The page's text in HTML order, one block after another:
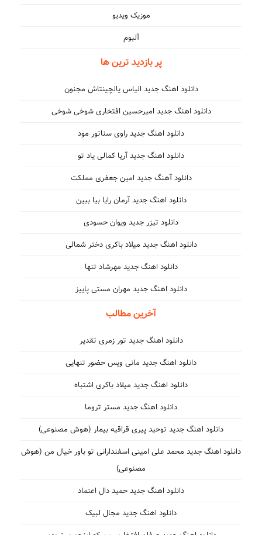
موزیک ویدیو
آلبوم
پر بازدید ترین ها
دانلود اهنگ جدید الیاس یالچینتاش مجنون
دانلود اهنگ جدید امیرحسین افتخاری شوخی شوخی
دانلود اهنگ جدید راوی سناتور مود
دانلود اهنگ جدید آریا کمالی یاد تو
دانلود آهنگ جدید امین جعفری مملکت
دانلود اهنگ جدید آرمان رایا بیا ببین
دانلود تیزر جدید ویوان حسودی
دانلود اهنگ جدید میلاد باکری دختر شمالی
دانلود اهنگ جدید مهرشاد تنها
دانلود اهنگ جدید مهران مستی پاییز
آخرین مطالب
دانلود اهنگ جدید تور زمری تقدیر
دانلود اهنگ جدید مانی ویس حضور تنهایی
دانلود اهنگ جدید میلاد باکری اشتباه
دانلود اهنگ جدید مستر تروما
دانلود اهنگ جدید توحید پیری قراقیه بیمار (هوش مصنوعی)
دانلود اهنگ جدید محمد علی امینی اسفندارانی تو باور خیال من (هوش
مصنوعی)
دانلود اهنگ جدید حمید دال اعتماد
دانلود اهنگ جدید مجال لبیک